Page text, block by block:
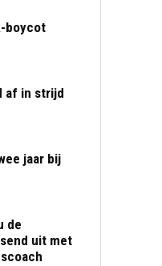
boycot
af in strijd
jaar bij
de
uit met